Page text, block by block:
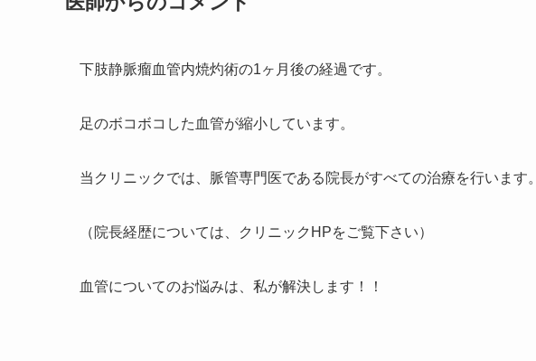
下肢静脈瘤血管内焼灼術の1ヶ月後の経過です。
足のボコボコした血管が縮小しています。
当クリニックでは、脈管専門医である院長がすべての治療を行います。
（院長経歴については、クリニックHPをご覧下さい）
血管についてのお悩みは、私が解決します！！